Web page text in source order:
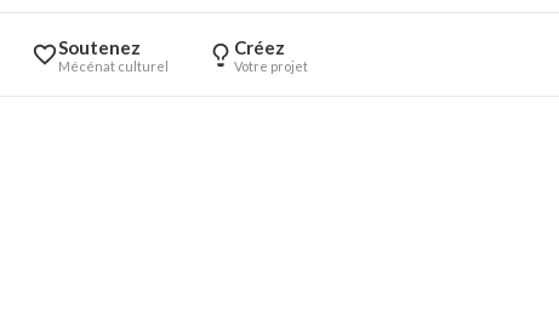
Soutenez
Mécénat culturel
Créez
Votre projet